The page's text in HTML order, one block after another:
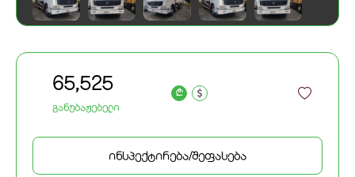
65,525
განუბაჟებელი
a
ინსპექტირება/შეფასება